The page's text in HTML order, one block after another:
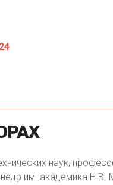
наук,
им. академика